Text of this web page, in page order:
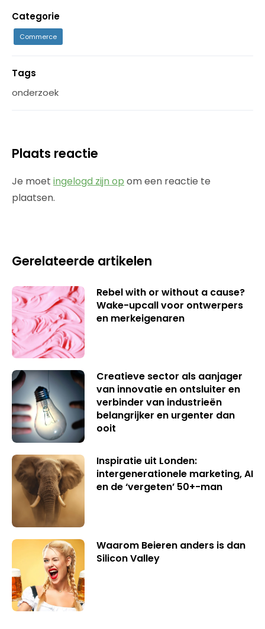
Categorie
Commerce
Tags
onderzoek
Plaats reactie
Je moet ingelogd zijn op om een reactie te
plaatsen.
Gerelateerde artikelen
Rebel with or without a cause?
Wake-upcall voor ontwerpers
en merkeigenaren
Creatieve sector als aanjager
van innovatie en ontsluiter en
verbinder van industrieën
belangrijker en urgenter dan
ooit
Inspiratie uit Londen:
intergenerationele marketing, AI
en de ‘vergeten’ 50+-man
Waarom Beieren anders is dan
Silicon Valley